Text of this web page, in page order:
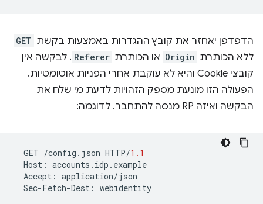
הדפדפן יאחזר את קובץ ההגדרות באמצעות בקשת GET
ללא הכותרת Origin או הכותרת Referer . לבקשה אין
קובצי Cookie והיא לא עוקבת אחרי הפניות אוטומטיות.
הפעולה הזו מונעת מספק הזהויות לדעת מי שלח את
הבקשה ואיזה RP מנסה להתחבר. לדוגמה:
GET /config . json HTTP/1.1
Host : accounts . idp . example
Accept : application/json
Sec-Fetch-Dest : webidentity